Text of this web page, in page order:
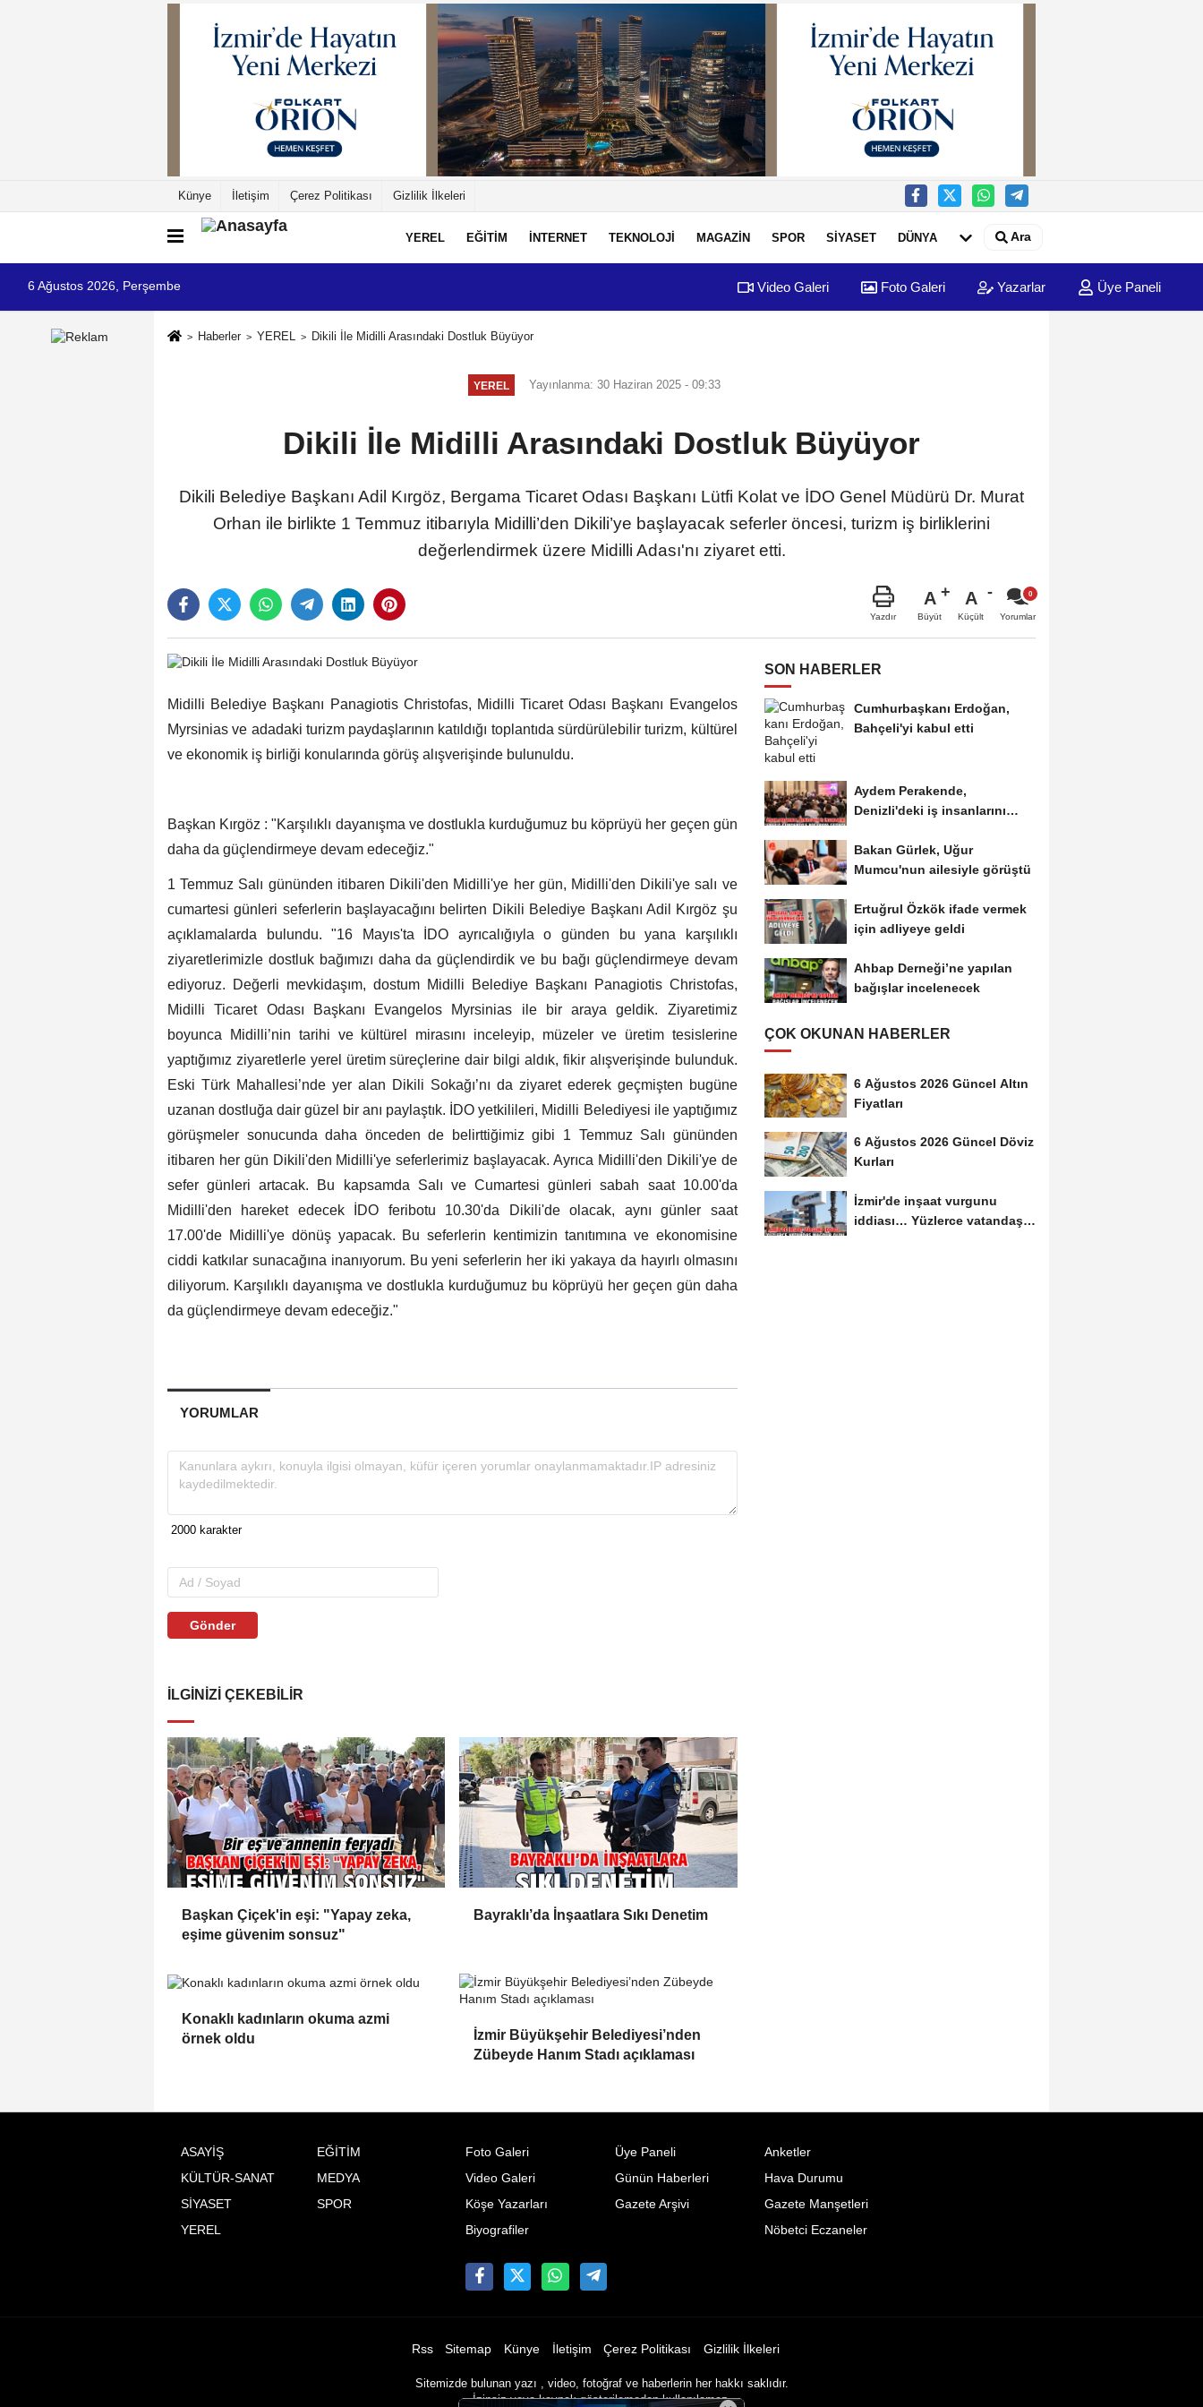
Künye İletişim Çerez Politikası Gizlilik İlkeleri
YEREL EĞİTİM İNTERNET TEKNOLOJİ MAGAZİN SPOR SİYASET DÜNYA Ara
6 Ağustos 2026, Perşembe Video Galeri Foto Galeri Yazarlar Üye Paneli
Haberler YEREL Dikili İle Midilli Arasındaki Dostluk Büyüyor
YEREL Yayınlanma: 30 Haziran 2025 - 09:33
Dikili İle Midilli Arasındaki Dostluk Büyüyor
Dikili Belediye Başkanı Adil Kırgöz, Bergama Ticaret Odası Başkanı Lütfi Kolat ve İDO Genel Müdürü Dr. Murat
Orhan ile birlikte 1 Temmuz itibarıyla Midilli’den Dikili’ye başlayacak seferler öncesi, turizm iş birliklerini
değerlendirmek üzere Midilli Adası'nı ziyaret etti.
Yazdır
A
Büyüt
A
Küçült Yorumlar
Midilli Belediye Başkanı Panagiotis Christofas, Midilli Ticaret Odası Başkanı Evangelos
Myrsinias ve adadaki turizm paydaşlarının katıldığı toplantıda sürdürülebilir turizm, kültürel
ve ekonomik iş birliği konularında görüş alışverişinde bulunuldu.
Başkan Kırgöz : "Karşılıklı dayanışma ve dostlukla kurduğumuz bu köprüyü her geçen gün
daha da güçlendirmeye devam edeceğiz."
1 Temmuz Salı gününden itibaren Dikili'den Midilli'ye her gün, Midilli'den Dikili'ye salı ve
cumartesi günleri seferlerin başlayacağını belirten Dikili Belediye Başkanı Adil Kırgöz şu
açıklamalarda bulundu. "16 Mayıs'ta İDO ayrıcalığıyla o günden bu yana karşılıklı
ziyaretlerimizle dostluk bağımızı daha da güçlendirdik ve bu bağı güçlendirmeye devam
ediyoruz. Değerli mevkidaşım, dostum Midilli Belediye Başkanı Panagiotis Christofas,
Midilli Ticaret Odası Başkanı Evangelos Myrsinias ile bir araya geldik. Ziyaretimiz
boyunca Midilli’nin tarihi ve kültürel mirasını inceleyip, müzeler ve üretim tesislerine
yaptığımız ziyaretlerle yerel üretim süreçlerine dair bilgi aldık, fikir alışverişinde bulunduk.
Eski Türk Mahallesi’nde yer alan Dikili Sokağı’nı da ziyaret ederek geçmişten bugüne
uzanan dostluğa dair güzel bir anı paylaştık. İDO yetkilileri, Midilli Belediyesi ile yaptığımız
görüşmeler sonucunda daha önceden de belirttiğimiz gibi 1 Temmuz Salı gününden
itibaren her gün Dikili'den Midilli'ye seferlerimiz başlayacak. Ayrıca Midilli'den Dikili'ye de
sefer günleri artacak. Bu kapsamda Salı ve Cumartesi günleri sabah saat 10.00'da
Midilli'den hareket edecek İDO feribotu 10.30'da Dikili'de olacak, aynı günler saat
17.00'de Midilli'ye dönüş yapacak. Bu seferlerin kentimizin tanıtımına ve ekonomisine
ciddi katkılar sunacağına inanıyorum. Bu yeni seferlerin her iki yakaya da hayırlı olmasını
diliyorum. Karşılıklı dayanışma ve dostlukla kurduğumuz bu köprüyü her geçen gün daha
da güçlendirmeye devam edeceğiz."
YORUMLAR
Gönder
İLGINIZI ÇEKEBILIR
Başkan Çiçek'in eşi: "Yapay zeka,
eşime güvenim sonsuz"
Bayraklı’da İnşaatlara Sıkı Denetim
Konaklı kadınların okuma azmi
örnek oldu
İzmir Büyükşehir Belediyesi’nden
Zübeyde Hanım Stadı açıklaması
SON HABERLER
Cumhurbaşkanı Erdoğan,
Bahçeli'yi kabul etti
Aydem Perakende,
Denizli'deki iş insanlarını
Bakan Gürlek, Uğur
Mumcu'nun ailesiyle görüştü
Ertuğrul Özkök ifade vermek
için adliyeye geldi
Ahbap Derneği’ne yapılan
bağışlar incelenecek
ÇOK OKUNAN HABERLER
6 Ağustos 2026 Güncel Altın
Fiyatları
6 Ağustos 2026 Güncel Döviz
Kurları
İzmir'de inşaat vurgunu
iddiası… Yüzlerce vatandaş
ASAYİŞ
EĞİTİM
KÜLTÜR-SANAT
MEDYA
SİYASET
SPOR
YEREL
Foto Galeri
Video Galeri
Köşe Yazarları
Biyografiler
Üye Paneli
Günün Haberleri
Gazete Arşivi
Anketler
Hava Durumu
Gazete Manşetleri
Nöbetci Eczaneler
Rss Sitemap Künye İletişim Çerez Politikası Gizlilik İlkeleri
Sitemizde bulunan yazı , video, fotoğraf ve haberlerin her hakkı saklıdır.
İzinsiz veya kaynak gösterilemeden kullanılamaz.